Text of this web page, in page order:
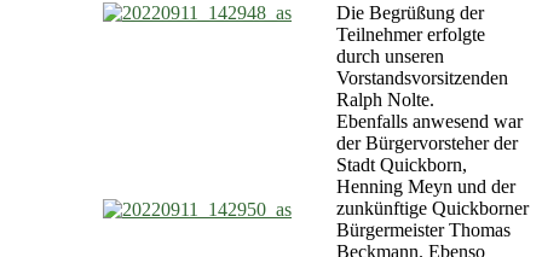
Die Begrüßung der
Teilnehmer erfolgte
durch unseren
Vorstandsvorsitzenden
Ralph Nolte.
Ebenfalls anwesend war
der Bürgervorsteher der
Stadt Quickborn,
Henning Meyn und der
zunkünftige Quickborner
Bürgermeister Thomas
Beckmann. Ebenso